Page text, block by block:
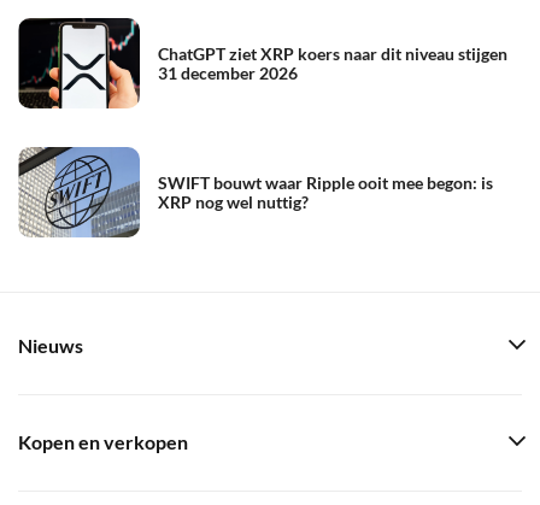
ChatGPT ziet XRP koers naar dit niveau stijgen
31 december 2026
SWIFT bouwt waar Ripple ooit mee begon: is
XRP nog wel nuttig?
Nieuws
Kopen en verkopen